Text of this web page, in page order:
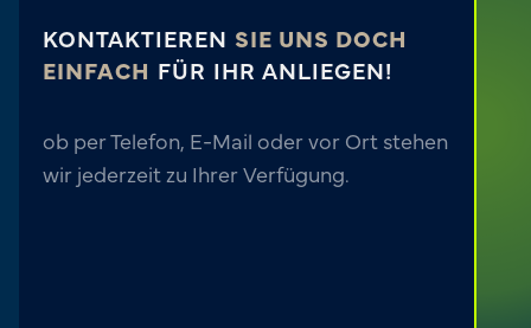
KONTAKTIEREN SIE UNS DOCH
EINFACH FÜR IHR ANLIEGEN!
ob per Telefon, E-Mail oder vor Ort stehen
wir jederzeit zu Ihrer Verfügung.